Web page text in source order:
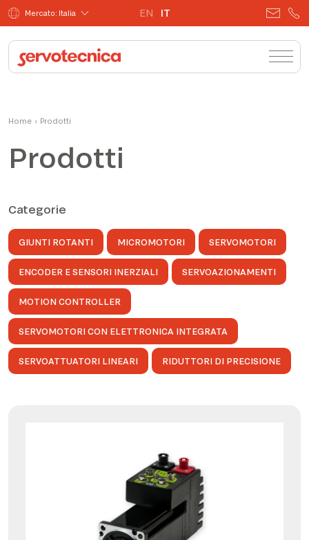
Mercato: Italia EN IT
Home › Prodotti
Prodotti
Categorie
GIUNTI ROTANTI MICROMOTORI SERVOMOTORI
ENCODER E SENSORI INERZIALI SERVOAZIONAMENTI
MOTION CONTROLLER
SERVOMOTORI CON ELETTRONICA INTEGRATA
SERVOATTUATORI LINEARI RIDUTTORI DI PRECISIONE